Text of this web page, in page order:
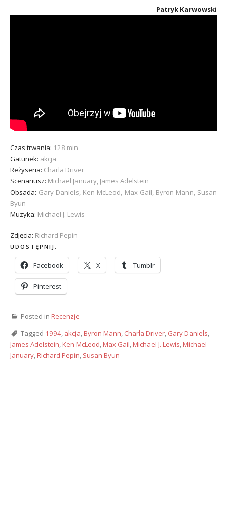
Patryk Karwowski
Czas trwania: 128 min
Gatunek: akcja
Reżyseria: Charla Driver
Scenariusz: Michael January, James Adelstein
Obsada: Gary Daniels, Ken McLeod, Max Gail, Byron Mann, Susan
Byun
Muzyka: Michael J. Lewis
Zdjęcia: Richard Pepin
UDOSTĘPNIJ:
Facebook X Tumblr
Pinterest
Posted in Recenzje
Tagged 1994, akcja,Byron Mann, Charla Driver, Gary Daniels,
James Adelstein,Ken McLeod,Max Gail,Michael J. Lewis,Michael
January,Richard Pepin, Susan Byun